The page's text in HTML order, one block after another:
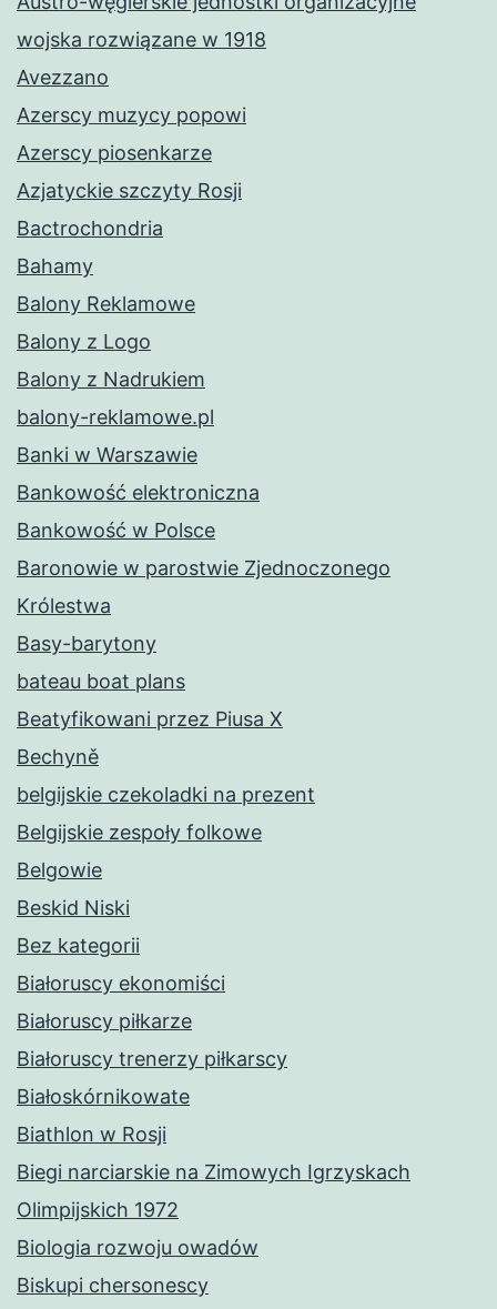
wojska rozwiązane w 1918
Avezzano
Azerscy muzycy popowi
Azerscy piosenkarze
Azjatyckie szczyty Rosji
Bactrochondria
Bahamy
Balony Reklamowe
Balony z Logo
Balony z Nadrukiem
balony-reklamowe.pl
Banki w Warszawie
Bankowość elektroniczna
Bankowość w Polsce
Baronowie w parostwie Zjednoczonego
Królestwa
Basy-barytony
bateau boat plans
Beatyfikowani przez Piusa X
Bechyně
belgijskie czekoladki na prezent
Belgijskie zespoły folkowe
Belgowie
Beskid Niski
Bez kategorii
Białoruscy ekonomiści
Białoruscy piłkarze
Białoruscy trenerzy piłkarscy
Białoskórnikowate
Biathlon w Rosji
Biegi narciarskie na Zimowych Igrzyskach
Olimpijskich 1972
Biologia rozwoju owadów
Biskupi chersonescy